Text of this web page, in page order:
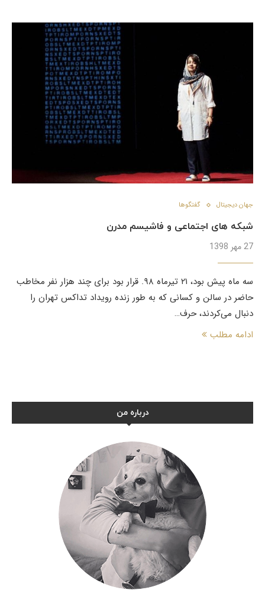
جهان دیجیتال گفتگوها
شبکه های اجتماعی و فاشیسم مدرن
27 مهر 1398
سه ماه پیش بود، ۲۱ تیرماه ۹۸. قرار بود برای چند هزار نفر مخاطب
حاضر در سالن و کسانی که به طور زنده رویداد تداکس تهران را
دنبال می‌کردند، حرف…
ادامه مطلب
درباره من